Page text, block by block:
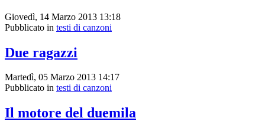
Giovedì, 14 Marzo 2013 13:18
Pubblicato in testi di canzoni
Due ragazzi
Martedì, 05 Marzo 2013 14:17
Pubblicato in testi di canzoni
Il motore del duemila